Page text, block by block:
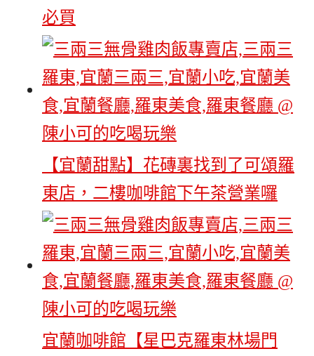
必買
【宜蘭甜點】花磚裏找到了可頌羅
東店，二樓咖啡館下午茶營業囉
宜蘭咖啡館【星巴克羅東林場門